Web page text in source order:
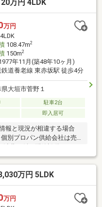
万円 4LDK
万円
4LDK
108.47m2
150m2
年11月(築48年10ヶ月)
鉄道養老線 東赤坂駅 徒歩4分
大垣市菅野１
駐車2台
即入居可
報と現況が相違する場合
別プロパン供給会社は売
含まれておりません。※通
会等にご確認ください。
万円 5LDK
万円